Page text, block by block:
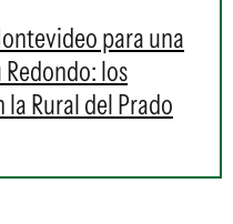
para una
los
la Rural del Prado